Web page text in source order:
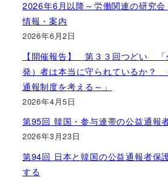
2026年6月以降～労働関連の研究
情報・案内
2026年6月2日
【開催報告】 第３３回つどい 「
発）者は本当に守られているか？
通報制度を考える～」
2026年4月5日
第95回 韓国・参与連帯の公益通報
2026年3月23日
第94回 日本と韓国の公益通報者保
する